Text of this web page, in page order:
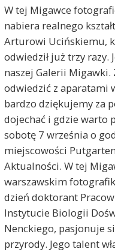
W tej Migawce
nabiera realnego
Arturowi Ucińskiemu,
odwiedził już trzy razy.
naszej Galerii
odwiedzić z aparatami
bardzo dziękujemy za
dojechać i gdzie warto
sobotę 7 września o
miejscowości
Aktualności. W tej
warszawskim
dzień doktorant
Instytucie Biologii
Nenckiego, pasjonuje
przyrody. Jego talent